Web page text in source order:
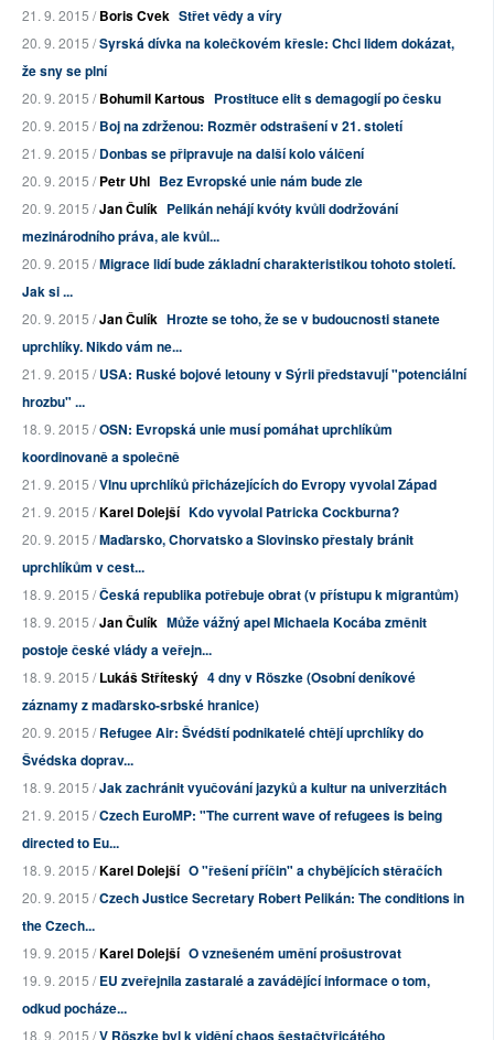
21. 9. 2015 /Boris Cvek Střet vědy a víry
20. 9. 2015 /Syrská dívka na kolečkovém křesle: Chci lidem dokázat,
že sny se plní
20. 9. 2015 /Bohumil Kartous Prostituce elit s demagogií po česku
20. 9. 2015 /Boj na zdrženou: Rozměr odstrašení v 21. století
21. 9. 2015 /Donbas se připravuje na další kolo válčení
20. 9. 2015 /Petr Uhl Bez Evropské unie nám bude zle
20. 9. 2015 /Jan Čulík Pelikán nehájí kvóty kvůli dodržování
mezinárodního práva, ale kvůl...
20. 9. 2015 /Migrace lidí bude základní charakteristikou tohoto století.
Jak si ...
20. 9. 2015 /Jan Čulík Hrozte se toho, že se v budoucnosti stanete
uprchlíky. Nikdo vám ne...
21. 9. 2015 /USA: Ruské bojové letouny v Sýrii představují "potenciální
hrozbu" ...
18. 9. 2015 /OSN: Evropská unie musí pomáhat uprchlíkům
koordinovaně a společně
21. 9. 2015 /Vlnu uprchlíků přicházejících do Evropy vyvolal Západ
21. 9. 2015 /Karel Dolejší Kdo vyvolal Patricka Cockburna?
20. 9. 2015 /Maďarsko, Chorvatsko a Slovinsko přestaly bránit
uprchlíkům v cest...
18. 9. 2015 /Česká republika potřebuje obrat (v přístupu k migrantům)
18. 9. 2015 /Jan Čulík Může vážný apel Michaela Kocába změnit
postoje české vlády a veřejn...
18. 9. 2015 /Lukáš Stříteský 4 dny v Röszke (Osobní deníkové
záznamy z maďarsko-srbské hranice)
20. 9. 2015 /Refugee Air: Švédští podnikatelé chtějí uprchlíky do
Švédska doprav...
18. 9. 2015 /Jak zachránit vyučování jazyků a kultur na univerzitách
21. 9. 2015 /Czech EuroMP: "The current wave of refugees is being
directed to Eu...
18. 9. 2015 /Karel Dolejší O "řešení příčin" a chybějících stěračích
20. 9. 2015 /Czech Justice Secretary Robert Pelikán: The conditions in
the Czech...
19. 9. 2015 /Karel Dolejší O vznešeném umění prošustrovat
19. 9. 2015 /EU zveřejnila zastaralé a zavádějící informace o tom,
odkud pocháze...
18. 9. 2015 /V Röszke byl k vidění chaos šestačtyřicátého